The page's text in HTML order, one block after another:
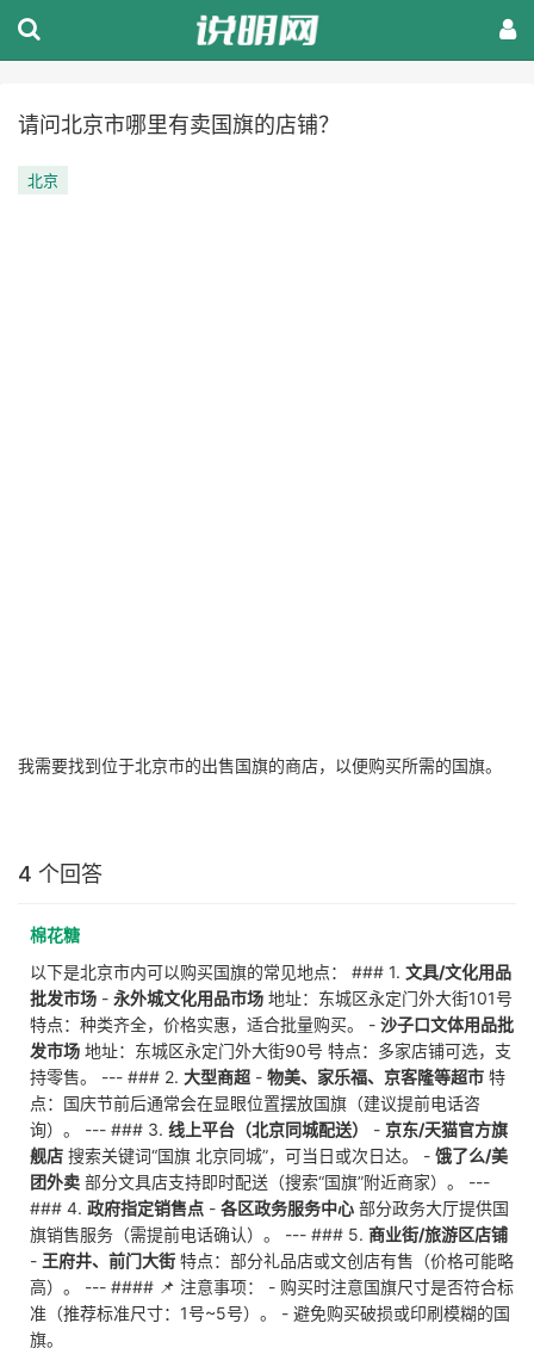
请问北京市哪里有卖国旗的店铺？
北京
我需要找到位于北京市的出售国旗的商店，以便购买所需的国旗。
4 个回答
棉花糖
以下是北京市内可以购买国旗的常见地点： ### 1. 文具/文化用品
批发市场 - 永外城文化用品市场 地址：东城区永定门外大街101号
特点：种类齐全，价格实惠，适合批量购买。 - 沙子口文体用品批
发市场 地址：东城区永定门外大街90号 特点：多家店铺可选，支
持零售。 --- ### 2. 大型商超 - 物美、家乐福、京客隆等超市 特
点：国庆节前后通常会在显眼位置摆放国旗（建议提前电话咨
询）。 --- ### 3. 线上平台（北京同城配送） - 京东/天猫官方旗
舰店 搜索关键词“国旗 北京同城”，可当日或次日达。 - 饿了么/美
团外卖 部分文具店支持即时配送（搜索“国旗”附近商家）。 ---
### 4. 政府指定销售点 - 各区政务服务中心 部分政务大厅提供国
旗销售服务（需提前电话确认）。 --- ### 5. 商业街/旅游区店铺
- 王府井、前门大街 特点：部分礼品店或文创店有售（价格可能略
高）。 --- #### 📌 注意事项： - 购买时注意国旗尺寸是否符合标
准（推荐标准尺寸：1号~5号）。 - 避免购买破损或印刷模糊的国
旗。